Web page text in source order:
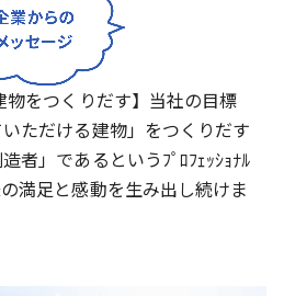
物をつくりだす】当社の目標
ただける建物」をつくりだす
者」であるというﾌﾟﾛﾌｪｯｼｮﾅﾙ
満足と感動を生み出し続けま